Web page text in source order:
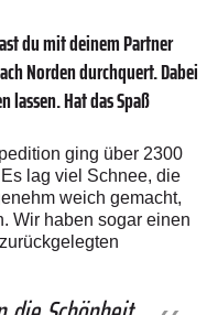
du mit deinem Partner
Norden durchquert. Dabei
lassen. Hat das Spaß
ging über 2300
lag viel Schnee, die
weich gemacht,
Wir haben sogar einen